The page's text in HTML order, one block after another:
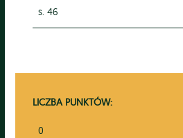
s. 46
LICZBA PUNKTÓW:
0